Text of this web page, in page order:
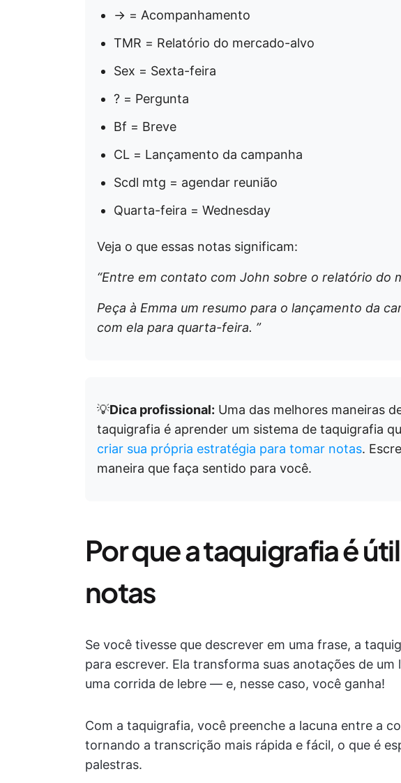
→ = Acompanhamento
TMR = Relatório do mercado-alvo
Sex = Sexta-feira
? = Pergunta
Bf = Breve
CL = Lançamento da campanha
Scdl mtg = agendar reunião
Quarta-feira = Wednesday
Veja o que essas notas significam:
“Entre em contato com John sobre o relatório do
Peça à Emma um resumo para o lançamento da
com ela para quarta-feira. ”
💡Dica profissional: Uma das melhores maneiras
taquigrafia é aprender um sistema de taquigrafia
criar sua própria estratégia para tomar notas.
maneira que faça sentido para você.
Por que a taquigrafia é
notas
Se você tivesse que descrever em uma frase, a
para escrever. Ela transforma suas anotações de
uma corrida de lebre — e, nesse caso, você ganha!
Com a taquigrafia, você preenche a lacuna entre a
tornando a transcrição mais rápida e fácil, o que é
palestras.